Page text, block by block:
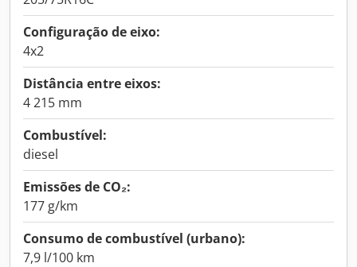
Configuração de eixo:
4x2
Distância entre eixos:
4 215 mm
Combustível:
diesel
Emissões de CO₂:
177 g/km
Consumo de combustível (urbano):
7,9 l/100 km